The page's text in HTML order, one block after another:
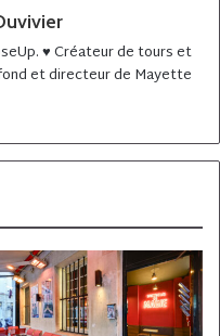
♥️ Créateur de tours et
et directeur de Mayette